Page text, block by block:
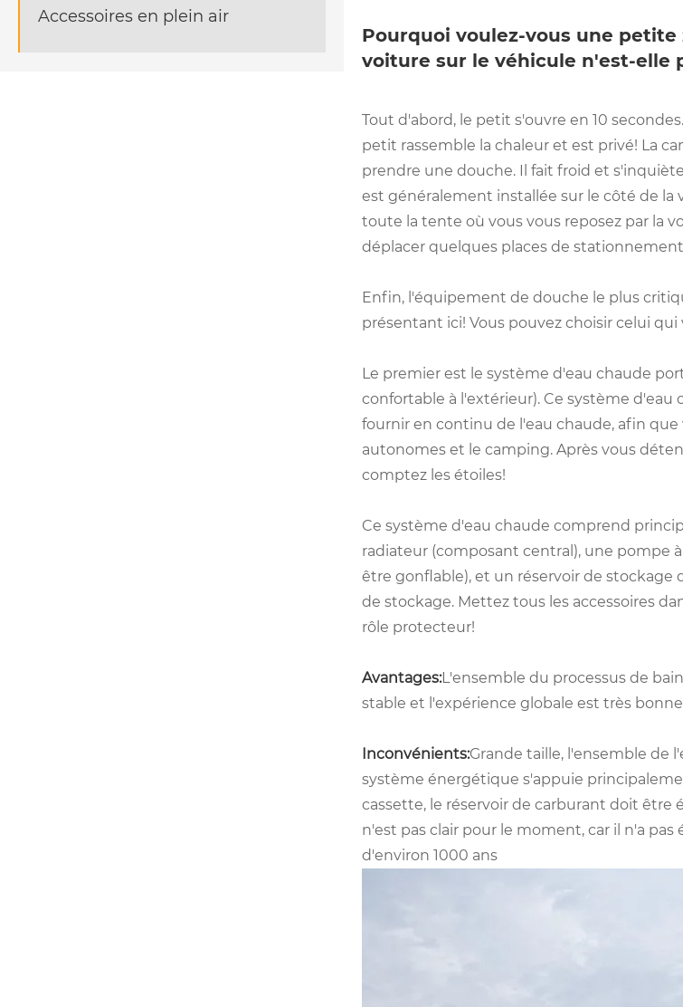
Accessoires en plein air
Pourquoi voulez-vous une
voiture sur le véhicule n'est-elle
Tout d'abord, le petit s'ouvre en 10
petit rassemble la chaleur et est privé! La
prendre une douche. Il fait froid et
est généralement installée sur le côté de la
toute la tente où vous vous reposez par la
déplacer quelques places de
Enfin, l'équipement de douche le plus
présentant ici! Vous pouvez choisir celui
Le premier est le système d'eau chaude
confortable à l'extérieur). Ce système
fournir en continu de l'eau chaude, afin
autonomes et le camping. Après vous
comptez les étoiles!
Ce système d'eau chaude comprend
radiateur (composant central), une pompe
être gonflable), et un réservoir de
de stockage. Mettez tous les accessoires
rôle protecteur!
Avantages:L'ensemble du processus de
stable et l'expérience globale est très bonne
Inconvénients:Grande taille, l'ensemble de
système énergétique s'appuie
cassette, le réservoir de carburant doit
n'est pas clair pour le moment, car il n'a
d'environ 1000 ans